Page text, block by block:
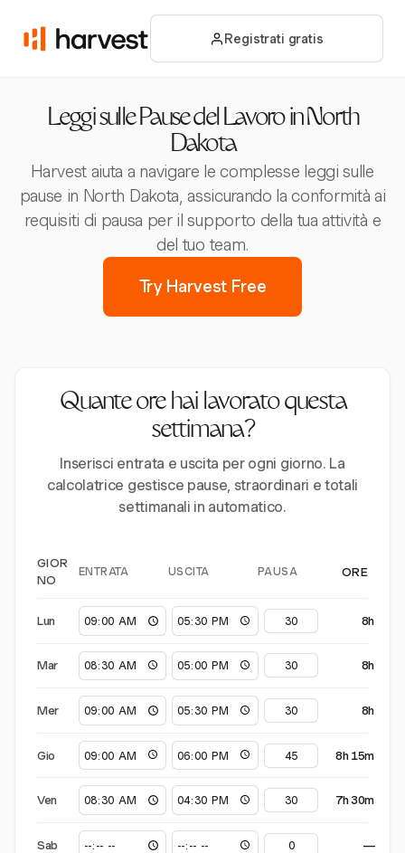
Registrati gratis
Leggi sulle Pause del Lavoro in North
Dakota
Harvest aiuta a navigare le complesse leggi sulle
pause in North Dakota, assicurando la conformità ai
requisiti di pausa per il supporto della tua attività e
del tuo team.
Try Harvest Free
Quante ore hai lavorato questa
settimana?
Inserisci entrata e uscita per ogni giorno. La
calcolatrice gestisce pause, straordinari e totali
settimanali in automatico.
GIOR
NO
ENTRATA USCITA PAUSA ORE
Lun 8h
Mar 8h
Mer 8h
Gio 8h 15m
Ven 7h 30m
Sab —